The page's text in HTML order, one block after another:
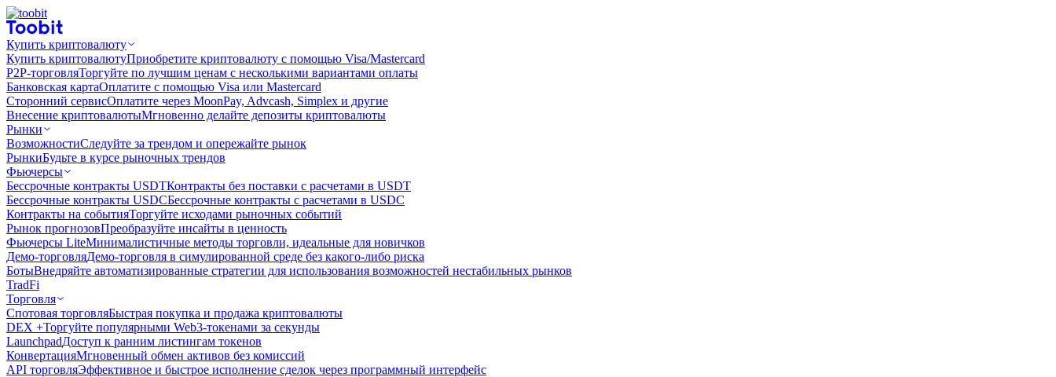
Купить криптовалюту
Купить криптовалютуПриобретите криптовалюту с помощью Visa/Mastercard
P2P-торговляТоргуйте по лучшим ценам с несколькими вариантами оплаты
Банковская картаОплатите с помощью Visa или Mastercard
Сторонний сервисОплатите через MoonPay, Advcash, Simplex и другие
Внесение криптовалютыМгновенно делайте депозиты криптовалюты
Рынки
ВозможностиСледуйте за трендом и опережайте рынок
РынкиБудьте в курсе рыночных трендов
Фьючерсы
Бессрочные контракты USDTКонтракты без поставки с расчетами в USDT
Бессрочные контракты USDCБессрочные контракты с расчетами в USDC
Контракты на событияТоргуйте исходами рыночных событий
Рынок прогнозовПреобразуйте инсайты в ценность
Фьючерсы LiteМинималистичные методы торговли, идеальные для новичков
Демо-торговляДемо-торговля в симулированной среде без какого-либо риска
БотыВнедряйте автоматизированные стратегии для использования возможностей нестабильных рынков
TradFi
Торговля
Спотовая торговляБыстрая покупка и продажа криптовалюты
DEX +Торгуйте популярными Web3-токенами за секунды
LaunchpadДоступ к ранним листингам токенов
КонвертацияМгновенный обмен активов без комиссий
API торговляЭффективное и быстрое исполнение сделок через программный интерфейс